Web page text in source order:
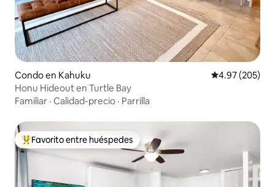
Condo en Kahuku Calificación
4.97 (205)
Honu Hideout en Turtle Bay
Familiar · Calidad-precio · Parrilla
Favorito entre huéspedes preferido
Favorito entre huéspedes